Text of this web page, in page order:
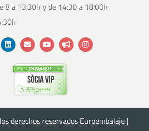
8 a 13:30h y de 14:30 a 18:00h
derechos reservados Euroembalaje |